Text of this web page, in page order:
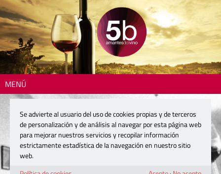
MENÚ
Se advierte al usuario del uso de cookies propias y de terceros
de personalización y de análisis al navegar por esta página web
para mejorar nuestros servicios y recopilar información
estrictamente estadística de la navegación en nuestro sitio
web.